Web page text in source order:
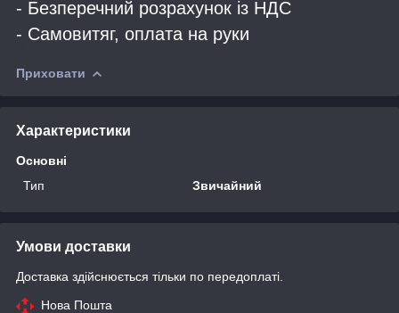
- Безперечний розрахунок із НДС
- Самовитяг, оплата на руки
Приховати
Характеристики
Основні
Тип
Звичайний
Умови доставки
Доставка здійснюється тільки по передоплаті.
Нова Пошта